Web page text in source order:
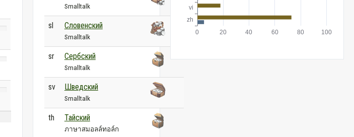
Smalltalk
sl Словенский
Smalltalk
sr Сербский
Smalltalk
sv Шведский
Smalltalk
th Тайский
ภาษาสมอลล์ทอล์ก